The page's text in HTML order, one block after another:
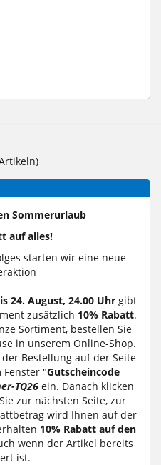
Sommerurlaub
auf alles!
starten wir eine neue
24. August, 24.00 Uhr gibt
zusätzlich 10% Rabatt.
Sortiment, bestellen Sie
in unserem Online-Shop.
Bestellung auf der Seite
"Gutscheincode
TQ26 ein. Danach klicken
zur nächsten Seite, zur
wird Ihnen auf der
10% Rabatt auf den
wenn der Artikel bereits
ist.